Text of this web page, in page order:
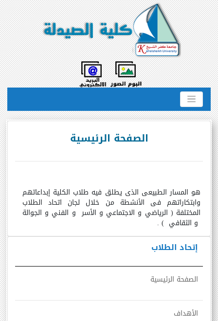
إتحاد الطلاب
الصفحة الرئيسية
الأهداف
الصفحة الرئيسية
هو المسار الطبيعى الذى يطلق فيه طلاب الكلية إبداعاتهم
وابتكاراتهم فى الأنشطة من خلال لجان اتحاد الطلاب
المختلفة ( الرياضي و الاجتماعي و الأسر و الفني و الجوالة
و الثقافي )
.